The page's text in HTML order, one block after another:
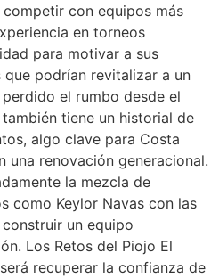
con equipos más
en torneos
para motivar a sus
podrían revitalizar a un
el rumbo desde el
tiene un historial de
algo clave para Costa
una renovación generacional.
la mezcla de
como Keylor Navas con las
un equipo
Los Retos del Piojo El
recuperar la confianza de